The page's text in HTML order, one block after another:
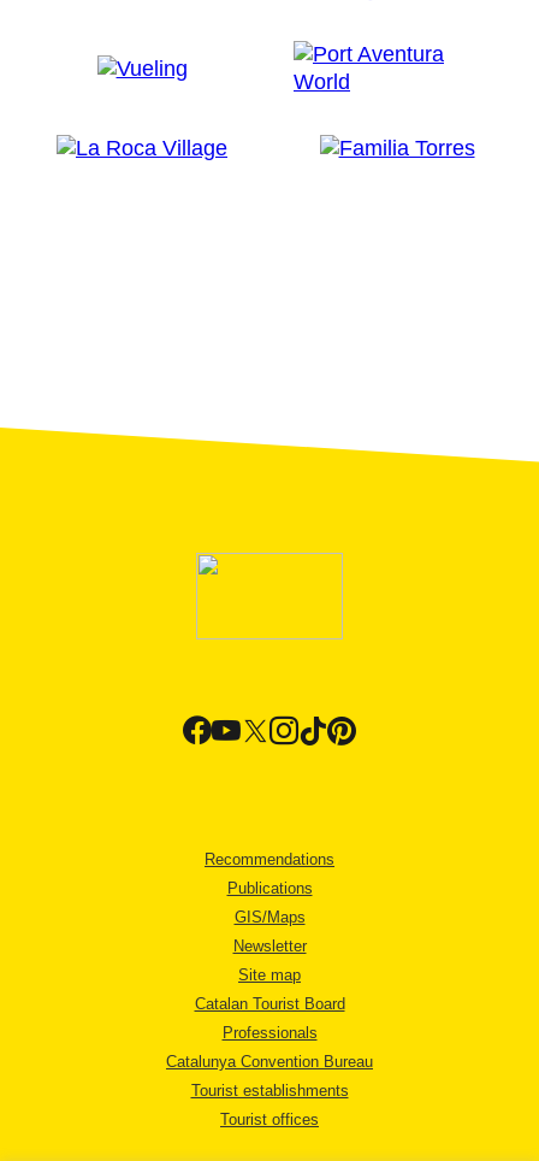
Recommendations
Publications
GIS/Maps
Newsletter
Site map
Catalan Tourist Board
Professionals
Catalunya Convention Bureau
Tourist establishments
Tourist offices